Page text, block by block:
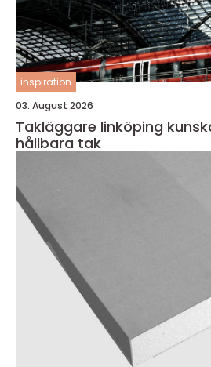
inspiration
03. August 2026
Takläggare linköping kunskap, trygghet och
hållbara tak